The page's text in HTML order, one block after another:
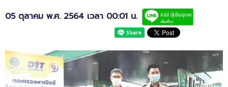
05 ตุลาคม พ.ศ. 2564 เวลา 00:01 น.